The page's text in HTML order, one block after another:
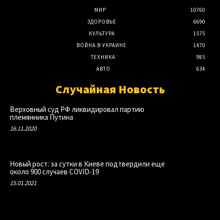
МИР
10760
ЗДОРОВЬЕ
6690
КУЛЬТУРА
1575
ВОЙНА В УКРАИНЕ
1470
ТЕХНИКА
985
АВТО
634
Случайная Новость
Верховный суд РФ ликвидировал партию
племянника Путина
16.11.2020
Новый рост: за сутки в Киеве подтвердили еще
около 900 случаев COVID-19
15.01.2021